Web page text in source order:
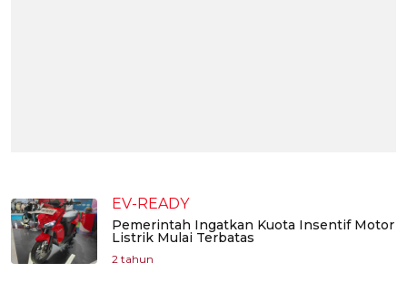
EV-READY
Pemerintah Ingatkan Kuota Insentif Motor
Listrik Mulai Terbatas
2 tahun